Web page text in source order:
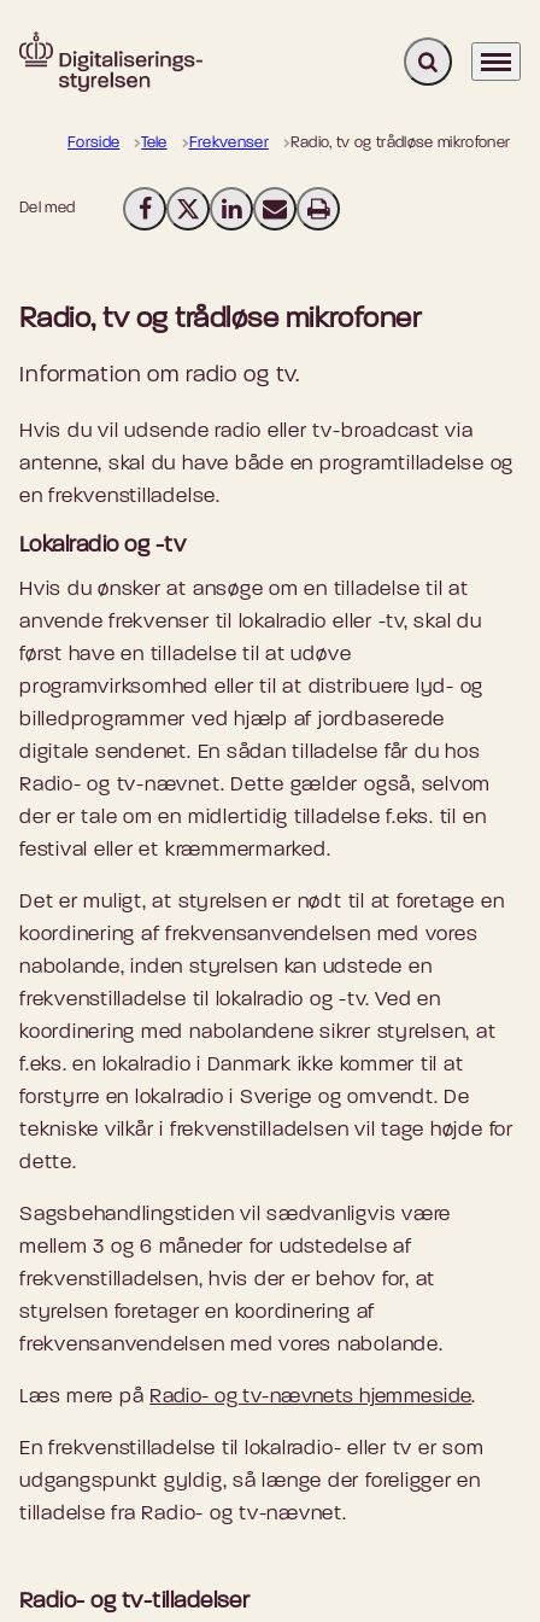
Gå til forsiden Fold søgefelt
Menu
Forside Tele Frekvenser Radio, tv og trådløse mikrofoner
Del med Del på Facebook
Del på X (Twitter)
Del på LinkedIn
Send email
Print
Radio, tv og trådløse mikrofoner
Information om radio og tv.
Hvis du vil udsende radio eller tv-broadcast via
antenne, skal du have både en programtilladelse og
en frekvenstilladelse.
Lokalradio og -tv
Hvis du ønsker at ansøge om en tilladelse til at
anvende frekvenser til lokalradio eller -tv, skal du
først have en tilladelse til at udøve
programvirksomhed eller til at distribuere lyd- og
billedprogrammer ved hjælp af jordbaserede
digitale sendenet. En sådan tilladelse får du hos
Radio- og tv-nævnet. Dette gælder også, selvom
der er tale om en midlertidig tilladelse f.eks. til en
festival eller et kræmmermarked.
Det er muligt, at styrelsen er nødt til at foretage en
koordinering af frekvensanvendelsen med vores
nabolande, inden styrelsen kan udstede en
frekvenstilladelse til lokalradio og -tv. Ved en
koordinering med nabolandene sikrer styrelsen, at
f.eks. en lokalradio i Danmark ikke kommer til at
forstyrre en lokalradio i Sverige og omvendt. De
tekniske vilkår i frekvenstilladelsen vil tage højde for
dette.
Sagsbehandlingstiden vil sædvanligvis være
mellem 3 og 6 måneder for udstedelse af
frekvenstilladelsen, hvis der er behov for, at
styrelsen foretager en koordinering af
frekvensanvendelsen med vores nabolande.
Læs mere på Radio- og tv-nævnets hjemmeside.
En frekvenstilladelse til lokalradio- eller tv er som
udgangspunkt gyldig, så længe der foreligger en
tilladelse fra Radio- og tv-nævnet.
Radio- og tv-tilladelser